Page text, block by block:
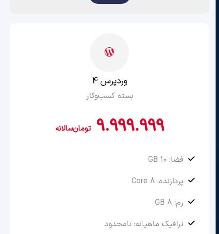
وردپرس 4
بسته کسب‌وکار
9.999.999 تومانسالانه
فضا: 10 GB
پردازنده: 8 Core
رم: 8 GB
ترافیک ماهیانه: نامحدود